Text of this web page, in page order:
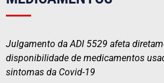
Julgamento da ADI 5529 afeta
disponibilidade de medicamentos
sintomas da Covid-19